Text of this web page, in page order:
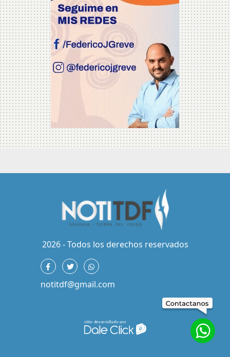
2026 - Todos los derechos reservados
notitdf@gmail.com